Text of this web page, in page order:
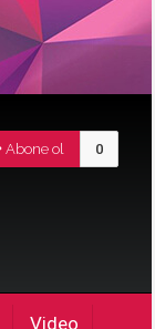
Abone ol 0
Video